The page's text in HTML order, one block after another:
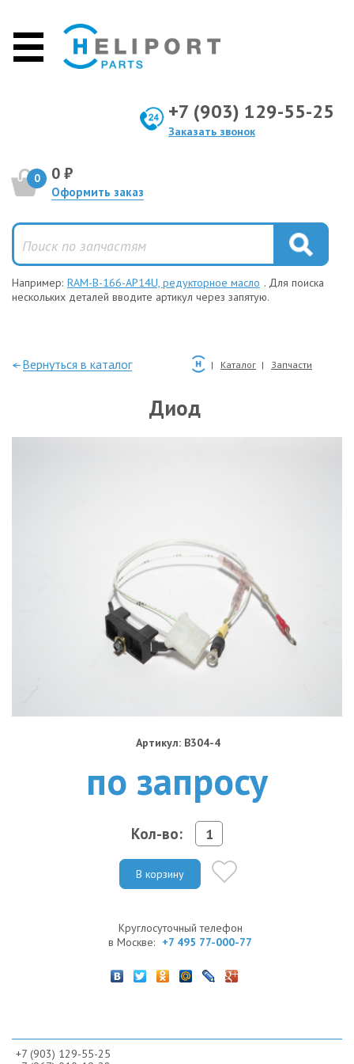
+7 (903) 129-55-25
Заказать звонок
0 0 ₽
Оформить заказ
Например: RAM-B-166-AP14U, редукторное масло . Для поиска
нескольких деталей вводите артикул через запятую.
—Вернуться в каталог Каталог Запчасти
Диод
Артикул: B304-4
по запросу
Кол-во:
В корзину
Круглосуточный телефон
в Москве: +7 495 77-000-77
+7 (903) 129-55-25